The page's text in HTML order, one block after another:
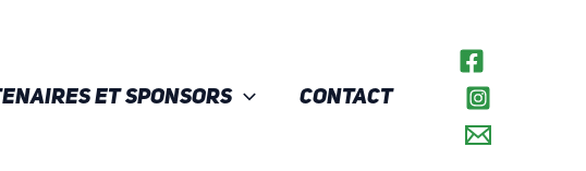
et Sponsors Contact